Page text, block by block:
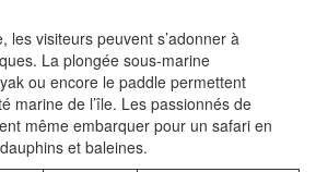
les visiteurs peuvent s’adonner à
La plongée sous-marine
ou encore le paddle permettent
marine de l’île. Les passionnés de
même embarquer pour un safari en
et baleines.